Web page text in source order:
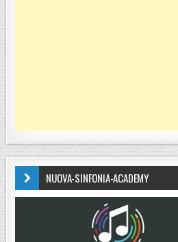
NUOVA-SINFONIA-ACADEMY